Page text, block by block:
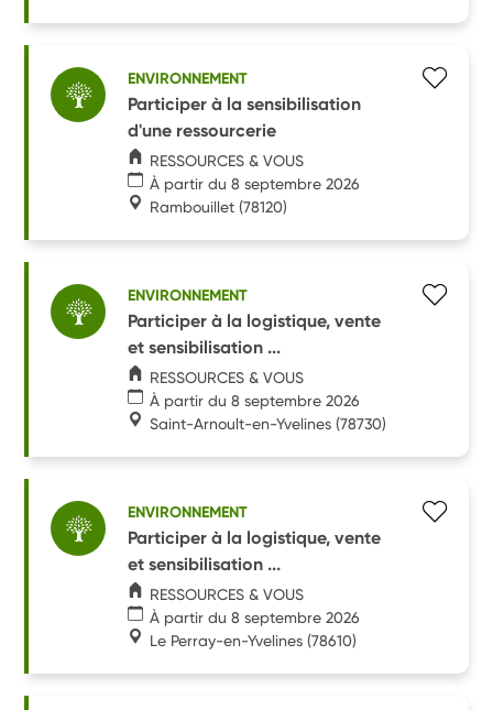
ENVIRONNEMENT
Participer à la sensibilisation
d'une ressourcerie
RESSOURCES & VOUS
À partir du 8 septembre 2026
Rambouillet (78120)
ENVIRONNEMENT
Participer à la logistique, vente
et sensibilisation ...
RESSOURCES & VOUS
À partir du 8 septembre 2026
Saint-Arnoult-en-Yvelines (78730)
ENVIRONNEMENT
Participer à la logistique, vente
et sensibilisation ...
RESSOURCES & VOUS
À partir du 8 septembre 2026
Le Perray-en-Yvelines (78610)